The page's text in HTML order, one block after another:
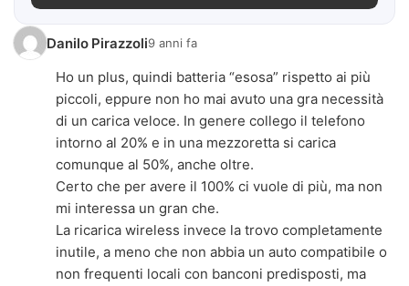
Danilo Pirazzoli9 anni fa
Ho un plus, quindi batteria “esosa” rispetto ai più
piccoli, eppure non ho mai avuto una gra necessità
di un carica veloce. In genere collego il telefono
intorno al 20% e in una mezzoretta si carica
comunque al 50%, anche oltre.
Certo che per avere il 100% ci vuole di più, ma non
mi interessa un gran che.
La ricarica wireless invece la trovo completamente
inutile, a meno che non abbia un auto compatibile o
non frequenti locali con banconi predisposti, ma